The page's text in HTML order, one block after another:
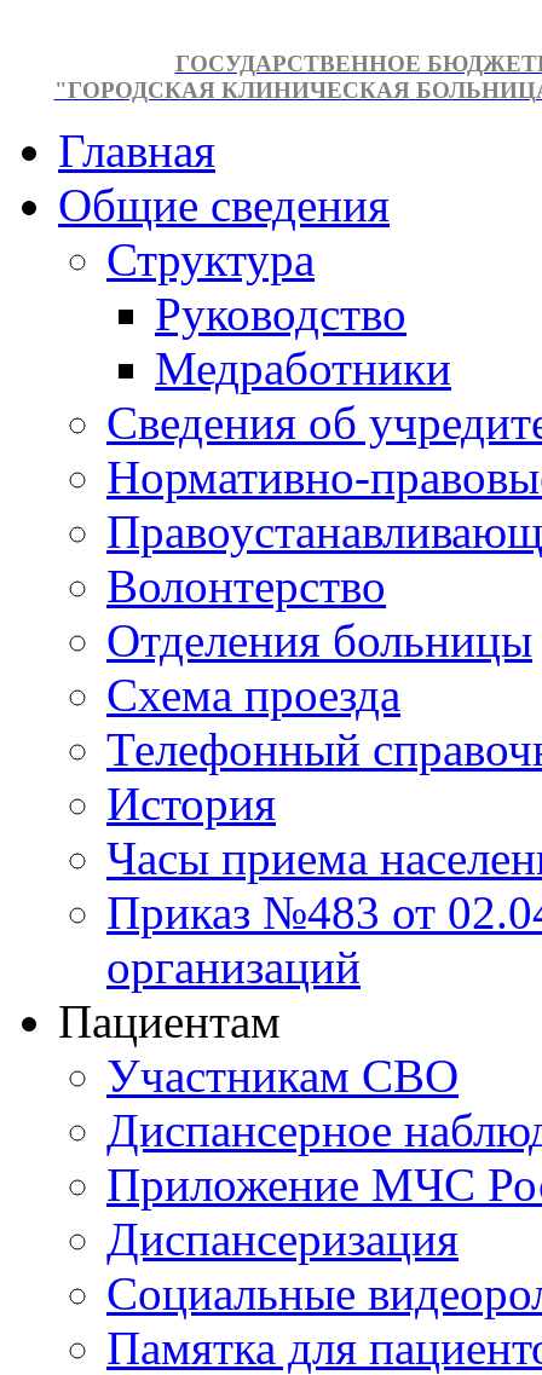
ГОСУДАРСТВЕННОЕ
"ГОРОДСКАЯ КЛИНИЧЕСКАЯ
Главная
Общие сведения
Структура
Руководство
Медработники
Сведения об
Нормативно-
Волонтерство
Отделения больницы
Схема проезда
Телефонный
История
Часы приема
Приказ №483 от
организаций
Пациентам
Участникам СВО
Диспансерное
Приложение МЧС
Диспансеризация
Социальные
Памятка для